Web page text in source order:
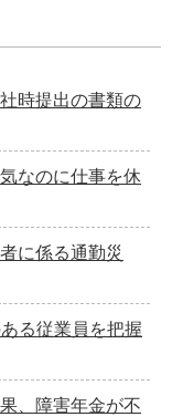
時提出の書類の
なのに仕事を休
に係る通勤災
る従業員を把握
、障害年金が不